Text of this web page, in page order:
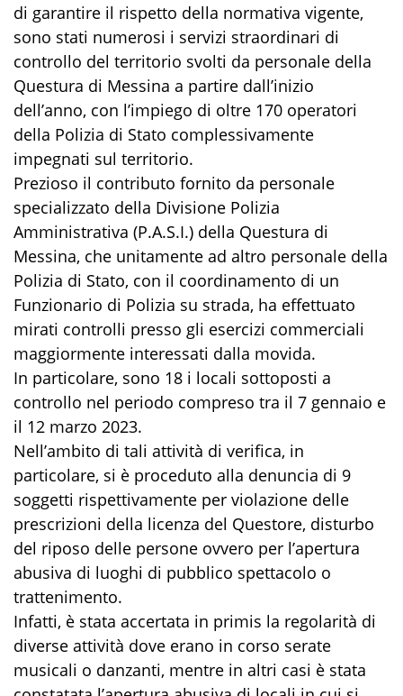
di garantire il rispetto della normativa vigente,
sono stati numerosi i servizi straordinari di
controllo del territorio svolti da personale della
Questura di Messina a partire dall’inizio
dell’anno, con l’impiego di oltre 170 operatori
della Polizia di Stato complessivamente
impegnati sul territorio.
Prezioso il contributo fornito da personale
specializzato della Divisione Polizia
Amministrativa (P.A.S.I.) della Questura di
Messina, che unitamente ad altro personale della
Polizia di Stato, con il coordinamento di un
Funzionario di Polizia su strada, ha effettuato
mirati controlli presso gli esercizi commerciali
maggiormente interessati dalla movida.
In particolare, sono 18 i locali sottoposti a
controllo nel periodo compreso tra il 7 gennaio e
il 12 marzo 2023.
Nell’ambito di tali attività di verifica, in
particolare, si è proceduto alla denuncia di 9
soggetti rispettivamente per violazione delle
prescrizioni della licenza del Questore, disturbo
del riposo delle persone ovvero per l’apertura
abusiva di luoghi di pubblico spettacolo o
trattenimento.
Infatti, è stata accertata in primis la regolarità di
diverse attività dove erano in corso serate
musicali o danzanti, mentre in altri casi è stata